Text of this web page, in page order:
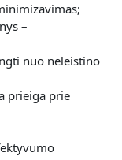
–
nuo neleistino
prieiga prie